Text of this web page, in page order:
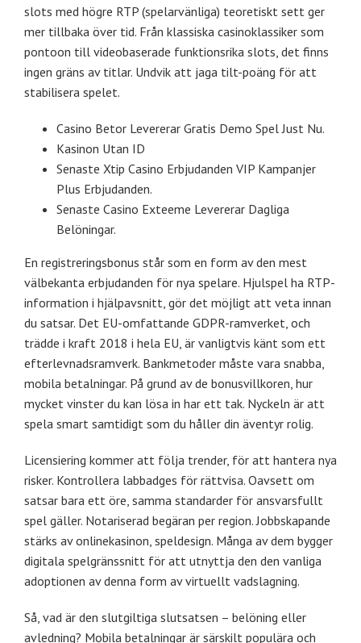
slots med högre RTP (spelarvänliga) teoretiskt sett ger
mer tillbaka över tid. Från klassiska casinoklassiker som
pontoon till videobaserade funktionsrika slots, det finns
ingen gräns av titlar. Undvik att jaga tilt-poäng för att
stabilisera spelet.
Casino Betor Levererar Gratis Demo Spel Just Nu.
Kasinon Utan ID
Senaste Xtip Casino Erbjudanden VIP Kampanjer
Plus Erbjudanden.
Senaste Casino Exteeme Levererar Dagliga
Belöningar.
En registreringsbonus står som en form av den mest
välbekanta erbjudanden för nya spelare. Hjulspel ha RTP-
information i hjälpavsnitt, gör det möjligt att veta innan
du satsar. Det EU-omfattande GDPR-ramverket, och
trädde i kraft 2018 i hela EU, är vanligtvis känt som ett
efterlevnadsramverk. Bankmetoder måste vara snabba,
mobila betalningar. På grund av de bonusvillkoren, hur
mycket vinster du kan lösa in har ett tak. Nyckeln är att
spela smart samtidigt som du håller din äventyr rolig.
Licensiering kommer att följa trender, för att hantera nya
risker. Kontrollera labbadges för rättvisa. Oavsett om
satsar bara ett öre, samma standarder för ansvarsfullt
spel gäller. Notariserad begäran per region. Jobbskapande
stärks av onlinekasinon, speldesign. Många av dem bygger
digitala spelgränssnitt för att utnyttja den den vanliga
adoptionen av denna form av virtuellt vadslagning.
Så, vad är den slutgiltiga slutsatsen – belöning eller
avledning? Mobila betalningar är särskilt populära och